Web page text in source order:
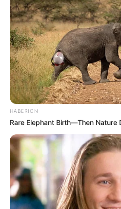
HABERION
Rare Elephant Birth—Then Nature